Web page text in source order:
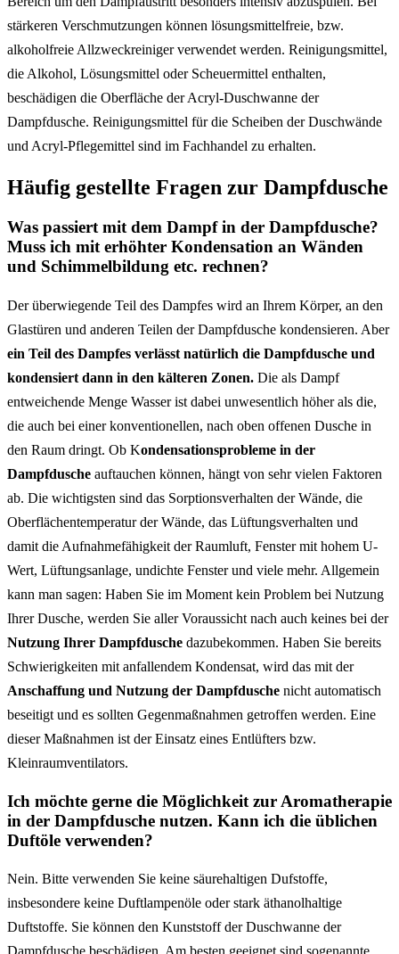
stärkeren Verschmutzungen können lösungsmittelfreie, bzw.
alkoholfreie Allzweckreiniger verwendet werden. Reinigungsmittel,
die Alkohol, Lösungsmittel oder Scheuermittel enthalten,
beschädigen die Oberfläche der Acryl-Duschwanne der
Dampfdusche. Reinigungsmittel für die Scheiben der Duschwände
und Acryl-Pflegemittel sind im Fachhandel zu erhalten.
Häufig gestellte Fragen zur Dampfdusche
Was passiert mit dem Dampf in der Dampfdusche?
Muss ich mit erhöhter Kondensation an Wänden
und Schimmelbildung etc. rechnen?
Der überwiegende Teil des Dampfes wird an Ihrem Körper, an den
Glastüren und anderen Teilen der Dampfdusche kondensieren. Aber
ein Teil des Dampfes verlässt natürlich die Dampfdusche und
kondensiert dann in den kälteren Zonen. Die als Dampf
entweichende Menge Wasser ist dabei unwesentlich höher als die,
die auch bei einer konventionellen, nach oben offenen Dusche in
den Raum dringt. Ob Kondensationsprobleme in der
Dampfdusche auftauchen können, hängt von sehr vielen Faktoren
ab. Die wichtigsten sind das Sorptionsverhalten der Wände, die
Oberflächentemperatur der Wände, das Lüftungsverhalten und
damit die Aufnahmefähigkeit der Raumluft, Fenster mit hohem U-
Wert, Lüftungsanlage, undichte Fenster und viele mehr. Allgemein
kann man sagen: Haben Sie im Moment kein Problem bei Nutzung
Ihrer Dusche, werden Sie aller Voraussicht nach auch keines bei der
Nutzung Ihrer Dampfdusche dazubekommen. Haben Sie bereits
Schwierigkeiten mit anfallendem Kondensat, wird das mit der
Anschaffung und Nutzung der Dampfdusche nicht automatisch
beseitigt und es sollten Gegenmaßnahmen getroffen werden. Eine
dieser Maßnahmen ist der Einsatz eines Entlüfters bzw.
Kleinraumventilators.
Ich möchte gerne die Möglichkeit zur Aromatherapie
in der Dampfdusche nutzen. Kann ich die üblichen
Duftöle verwenden?
Nein. Bitte verwenden Sie keine säurehaltigen Dufstoffe,
insbesondere keine Duftlampenöle oder stark äthanolhaltige
Duftstoffe. Sie können den Kunststoff der Duschwanne der